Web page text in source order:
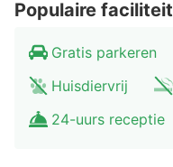
Universiteit van
op 1,2 km van
Druselturm.
Populaire
Gratis parkeren
Huisdiervrij
24-uurs receptie